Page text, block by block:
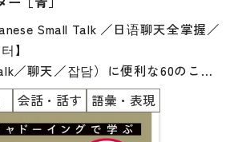
Small Talk ／日语聊天全掌握／
】
／聊天／잡담）に便利な60のこと
きます
The Secret to Small Talk／聊天的
）も勉強できます
会話・話す 語彙・表現